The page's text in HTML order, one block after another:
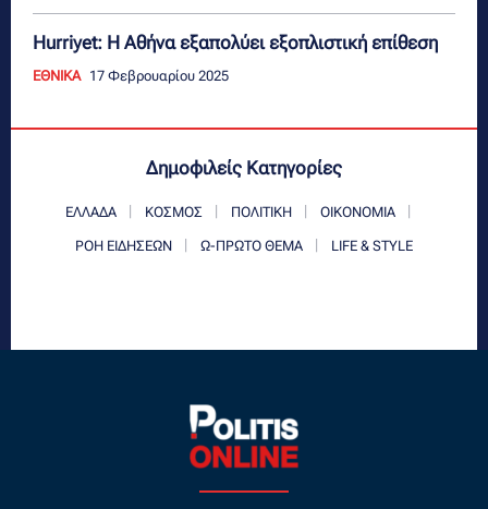
Hurriyet: Η Αθήνα εξαπολύει εξοπλιστική επίθεση
ΕΘΝΙΚΑ 17 Φεβρουαρίου 2025
Δημοφιλείς Κατηγορίες
ΕΛΛΑΔΑ ΚΟΣΜΟΣ ΠΟΛΙΤΙΚΗ ΟΙΚΟΝΟΜΙΑ
ΡΟΗ ΕΙΔΗΣΕΩΝ Ω-ΠΡΩΤΟ ΘΕΜΑ LIFE & STYLE